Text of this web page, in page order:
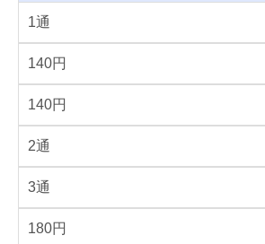
1通
140円
140円
2通
3通
180円